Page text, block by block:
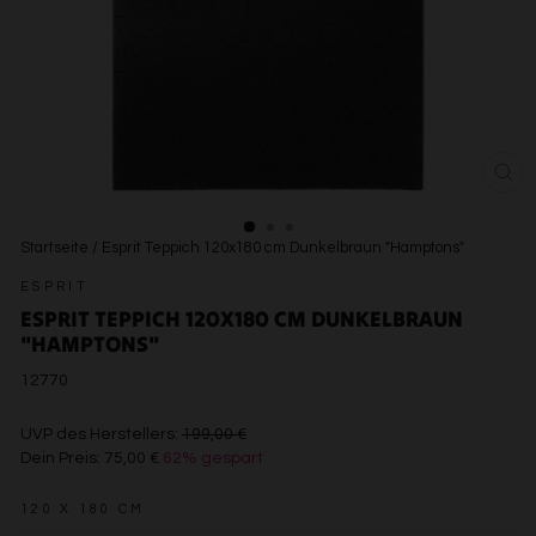
Startseite / Esprit Teppich 120x180 cm Dunkelbraun "Hamptons"
ESPRIT
ESPRIT TEPPICH 120X180 CM DUNKELBRAUN
"HAMPTONS"
12770
UVP des Herstellers: 199,00 €€199,00
Dein Preis: 75,00 € 62% gespart
120 X 180 CM